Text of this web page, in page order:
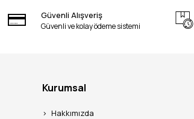
Güvenli Alışveriş
Güvenli ve kolay ödeme sistemi
Kurumsal
Hakkımızda